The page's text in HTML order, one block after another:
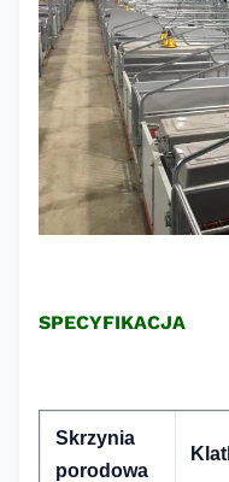
SPECYFIKACJA
Skrzynia
porodowa